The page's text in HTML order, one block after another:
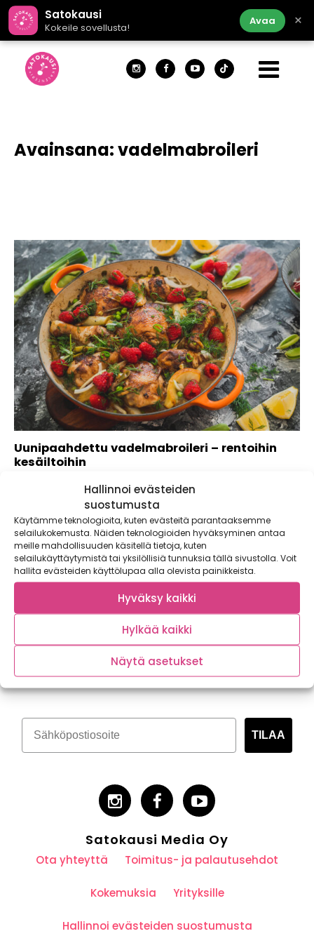
Hallinnoi evästeiden
suostumusta
Käytämme teknologioita, kuten evästeitä parantaaksemme
selailukokemusta. Näiden teknologioiden hyväksyminen antaa
meille mahdollisuuden käsitellä tietoja, kuten
selailukäyttäytymistä tai yksilöllisiä tunnuksia tällä sivustolla. Voit
hallita evästeiden käyttölupaa alla olevista painikkeista.
Hyväksy kaikki
Hylkää kaikki
Näytä asetukset
Satokausi
Kokeile sovellusta!
Avaa ×
Avainsana:vadelmabroileri
Uunipaahdettu vadelmabroileri – rentoihin
kesäiltoihin
Oletko syönyt vadelmaa vielä suolaisen ruoan kanssa? Jos
et, niin tee se viimeistään nyt!...
Tilaa kasvispitoinen uutiskirje
TILAA
Satokausi Media Oy
Ota yhteyttä Toimitus- ja palautusehdot
Kokemuksia Yrityksille
Hallinnoi evästeiden suostumusta